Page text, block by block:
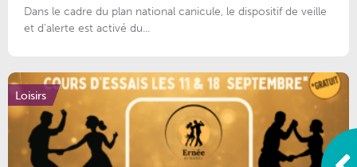
Dans le cadre du plan national canicule, le dispositif de veille
et d’alerte est activé du...
Loisirs